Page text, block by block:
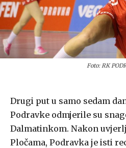
Foto: RK
Drugi put u samo sedam
Podravke odmjerile su
Dalmatinkom. Nakon
Pločama, Podravka je isti